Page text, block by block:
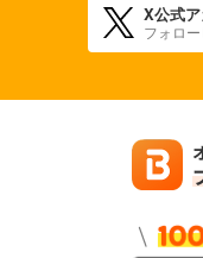
X公式
フォロ